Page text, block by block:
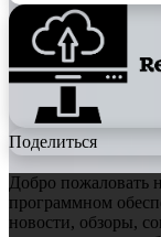
Поделиться
Добро пожаловать
программном
новости, обзоры,